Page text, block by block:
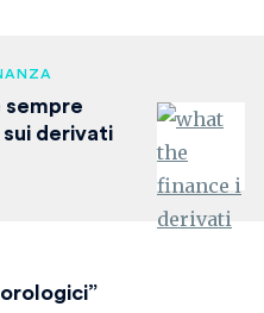
derivati